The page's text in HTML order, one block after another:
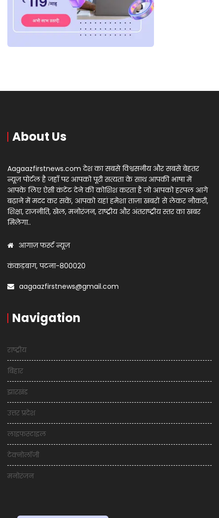
About Us
Aagaazfirstnews.com देश का सबसे विश्वसनीय और सबसे बेहतर
न्यूज़ पोर्टल है जहाँ पर आपको पूरी सत्यता के साथ आपकी भाषा में
आपके लिए ऐसी कंटेंट देने की कोशिश करता है जो आपको हरपल आगे
बढ़ाने में मदद कर सकें, आपको यहां हमेशा ताज़ा खबरों से लेकर नौकरी,
शिक्षा, राजनीति, खेल, मनोरंजन, राष्ट्रीय और अंतराष्ट्रीय स्तर का खबर
मिलेगा..
आगाज़ फर्स्ट न्यूज़
कंकड़बाग, पटना-800020
aagaazfirstnews@gmail.com
Navigation
राष्ट्रीय
बिहार
झारखंड
उत्तर प्रदेश
लाइफस्टाइल
टेक्नोलॉजी
मनोरंजन